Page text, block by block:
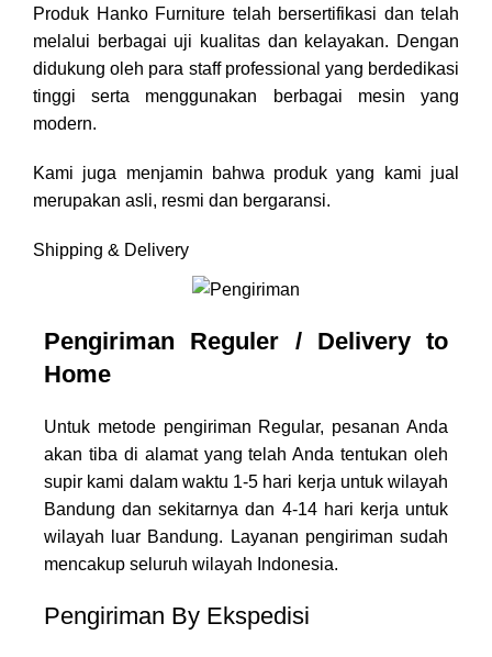
Produk Hanko Furniture telah bersertifikasi dan telah
melalui berbagai uji kualitas dan kelayakan. Dengan
didukung oleh para staff professional yang berdedikasi
tinggi serta menggunakan berbagai mesin yang
modern.
Kami juga menjamin bahwa produk yang kami jual
merupakan asli, resmi dan bergaransi.
Shipping & Delivery
Pengiriman Reguler / Delivery to
Home
Untuk metode pengiriman Regular, pesanan Anda
akan tiba di alamat yang telah Anda tentukan oleh
supir kami dalam waktu 1-5 hari kerja untuk wilayah
Bandung dan sekitarnya dan 4-14 hari kerja untuk
wilayah luar Bandung. Layanan pengiriman sudah
mencakup seluruh wilayah Indonesia.
Pengiriman By Ekspedisi